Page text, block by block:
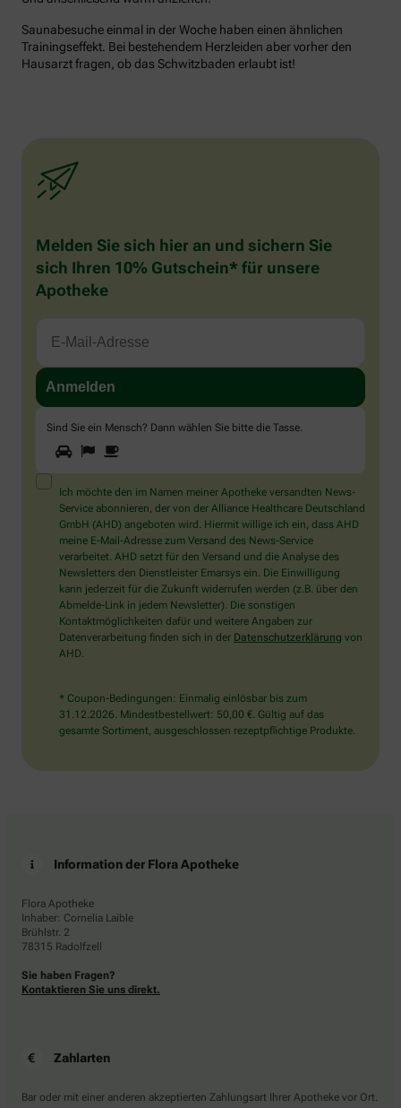
Saunabesuche einmal in der Woche haben einen ähnlichen
Trainingseffekt. Bei bestehendem Herzleiden aber vorher den
Hausarzt fragen, ob das Schwitzbaden erlaubt ist!
Melden Sie sich hier an und sichern Sie
sich Ihren 10% Gutschein* für unsere
Apotheke
Sind Sie ein Mensch? Dann wählen Sie bitte die Tasse.
Sind
Sie
ein
Mensch?
Dann
wählen
Sie
bitte
die
Tasse.
1 2
Ich möchte den im Namen meiner Apotheke versandten News-
Service abonnieren, der von der Alliance Healthcare Deutschland
GmbH (AHD) angeboten wird. Hiermit willige ich ein, dass AHD
meine E-Mail-Adresse zum Versand des News-Service
verarbeitet. AHD setzt für den Versand und die Analyse des
Newsletters den Dienstleister Emarsys ein. Die Einwilligung
kann jederzeit für die Zukunft widerrufen werden (z.B. über den
Abmelde-Link in jedem Newsletter). Die sonstigen
Kontaktmöglichkeiten dafür und weitere Angaben zur
Datenverarbeitung finden sich in der Datenschutzerklärung von
AHD.
* Coupon-Bedingungen: Einmalig einlösbar bis zum
31.12.2026. Mindestbestellwert: 50,00 €. Gültig auf das
gesamte Sortiment, ausgeschlossen rezeptpflichtige Produkte.
Information der Flora Apotheke
Flora Apotheke
Inhaber: Cornelia Laible
Brühlstr. 2
78315 Radolfzell
Sie haben Fragen?
Kontaktieren Sie uns direkt.
Zahlarten
Bar oder mit einer anderen akzeptierten Zahlungsart Ihrer Apotheke vor Ort.